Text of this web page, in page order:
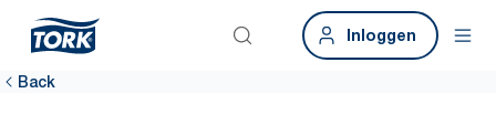
Inloggen
Back